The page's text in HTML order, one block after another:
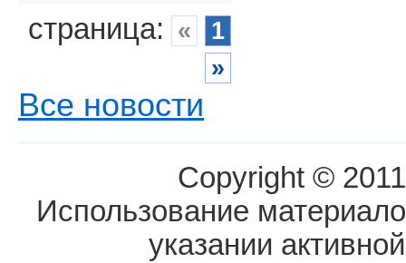
страница: «
1
»
Все новости
Copyright ©
Использование
указании